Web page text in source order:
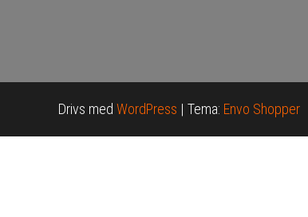
Drivs med WordPress | Tema: Envo Shopper